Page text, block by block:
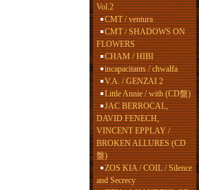
Vol.2
CMT / ventura
CMT / SHADOWS ON
FLOWERS
CHAM / HIBI
incapacitants / chwalfa
V.A. / GENZAI 2
Little Annie / with (CD盤)
JAC BERROCAL,
DAVID FENECH,
VINCENT EPPLAY /
BROKEN ALLURES (CD
盤)
ZOS KIA / COIL / Silence
and Secrecy